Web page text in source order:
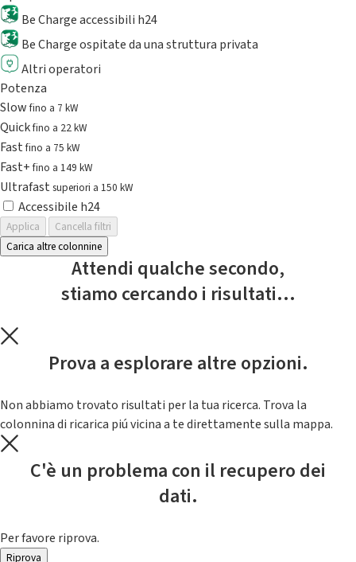
Be Charge accessibili h24
Be Charge ospitate da una struttura privata
Altri operatori
Potenza
Slowfino a 7 kW
Quickfino a 22 kW
Fastfino a 75 kW
Fast+fino a 149 kW
Ultrafast superiori a 150 kW
Accessibile h24
Applica
Cancella filtri
Carica altre colonnine
Attendi qualche secondo,
stiamo cercando i risultati...
Prova a esplorare altre opzioni.
Non abbiamo trovato risultati per la tua ricerca. Trova la
colonnina di ricarica piú vicina a te direttamente sulla mappa.
C'è un problema con il recupero dei
dati.
Per favore riprova.
Riprova